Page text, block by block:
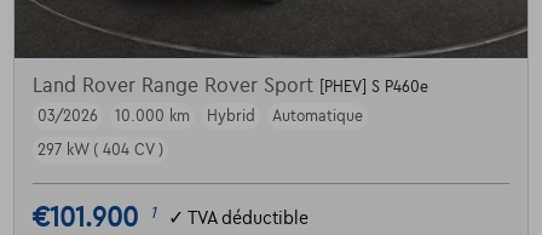
Land Rover Range Rover Sport
[PHEV] S P460e
03/2026
10.000 km Hybrid
Automatique
297 kW ( 404 CV )
€101.900 1 ✓ TVA déductible